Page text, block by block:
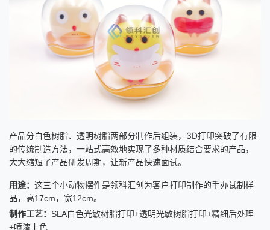
产品分白色树脂、透明树脂两部分制作后组装，3D打印突破了有限
的传统制造方法，一站式高效地实现了多种材质结合要求的产品，
大大缩短了产品研发周期，让新产品快速面试。
用途： 这三个小动物摆件是领科汇创为客户打印制作的手办试制样
品，高17cm，宽12cm。
制作工艺： SLA白色光敏树脂打印+透明光敏树脂打印+精细后处理
+喷漆上色